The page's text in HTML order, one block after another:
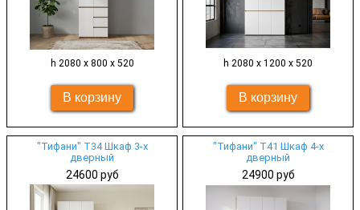
h 2080 х 800 х 520 h 2080 х 1200 х 520
"Тифани" Т34 Шкаф 3-х
дверный
24600 руб
"Тифани" Т41 Шкаф 4-х
дверный
24900 руб